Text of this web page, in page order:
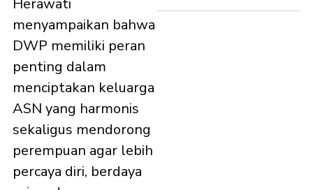
Herawati
menyampaikan bahwa
DWP memiliki peran
penting dalam
menciptakan keluarga
ASN yang harmonis
sekaligus mendorong
perempuan agar lebih
percaya diri, berdaya